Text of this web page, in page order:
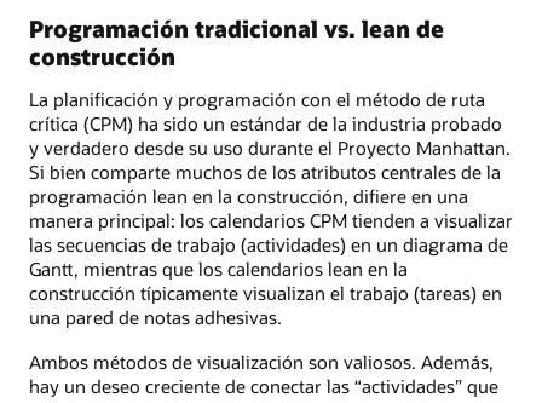
Programación tradicional vs. lean de
construcción
La planificación y programación con el método de ruta
crítica (CPM) ha sido un estándar de la industria probado
y verdadero desde su uso durante el Proyecto Manhattan.
Si bien comparte muchos de los atributos centrales de la
programación lean en la construcción, difiere en una
manera principal: los calendarios CPM tienden a visualizar
las secuencias de trabajo (actividades) en un diagrama de
Gantt, mientras que los calendarios lean en la
construcción típicamente visualizan el trabajo (tareas) en
una pared de notas adhesivas.
Ambos métodos de visualización son valiosos. Además,
hay un deseo creciente de conectar las “actividades” que